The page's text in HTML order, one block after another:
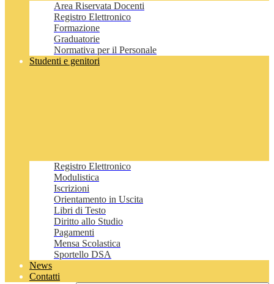
Area Riservata Docenti
Registro Elettronico
Formazione
Graduatorie
Normativa per il Personale
Studenti e genitori
Registro Elettronico
Modulistica
Iscrizioni
Orientamento in Uscita
Libri di Testo
Diritto allo Studio
Pagamenti
Mensa Scolastica
Sportello DSA
News
Contatti